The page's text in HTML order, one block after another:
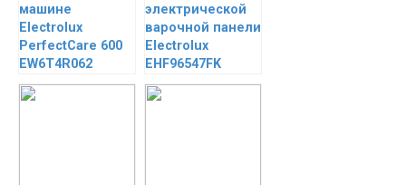
машине
Electrolux
PerfectCare 600
EW6T4R062
электрической
варочной панели
Electrolux
EHF96547FK